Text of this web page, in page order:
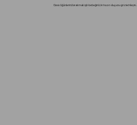
Gece öğünlerini bırakmak için bebeğinizin hazır oluşunu gözlemleyin.